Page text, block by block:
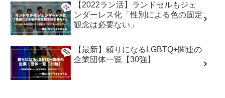
【2022ラン活】ランドセルもジェ
ンダーレス化「性別による色の固定
観念は必要ない」
【最新】頼りになるLGBTQ+関連の
企業団体一覧【30強】